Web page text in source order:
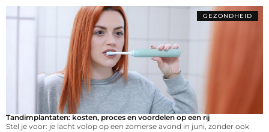
GEZONDHEID
Tandimplantaten: kosten, proces en voordelen op een rij
Stel je voor: je lacht volop op een zomerse avond in juni, zonder ook